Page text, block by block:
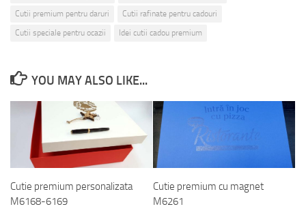
Cutii premium pentru daruri
Cutii rafinate pentru cadouri
Cutii speciale pentru ocazii
Idei cutii cadou premium
YOU MAY ALSO LIKE...
Cutie premium personalizata
M6168-6169
Cutie premium cu magnet
M6261